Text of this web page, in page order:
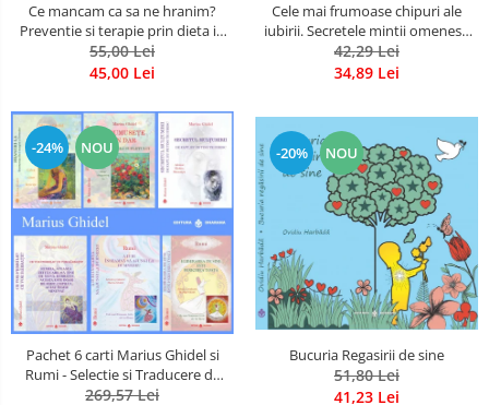
Ce mancam ca sa ne hranim?
Preventie si terapie prin dieta in
bolile cardiovasculare si in
diabetul zaharat
55,00 Lei
45,00 Lei
Cele mai frumoase chipuri ale
iubirii. Secretele mintii omenesti
in opera marelui initiat, Rumi
42,29 Lei
34,89 Lei
-24% NOU
Pachet 6 carti Marius Ghidel si
Rumi - Selectie si Traducere de
Marius Ghidel
269,57 Lei
-20% NOU
Bucuria Regasirii de sine
51,80 Lei
41,23 Lei